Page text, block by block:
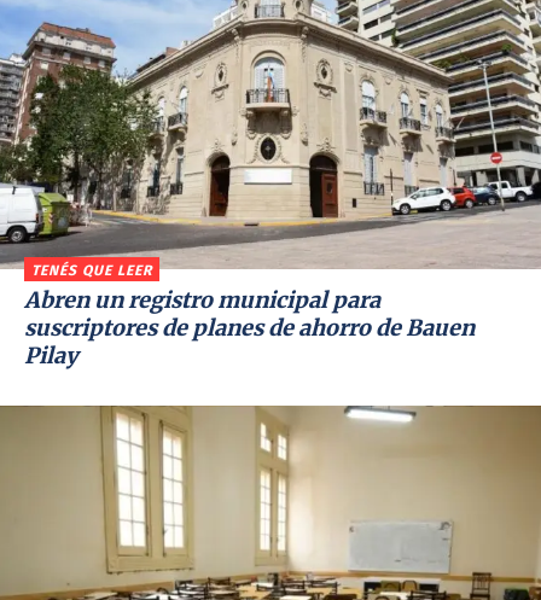
TENÉS QUE LEER
Abren un registro municipal para
suscriptores de planes de ahorro de Bauen
Pilay